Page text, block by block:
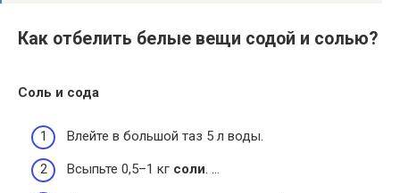
Как отбелить белые вещи содой и солью?
Соль и сода
Влейте в большой таз 5 л воды.
Всыпьте 0,5–1 кг соли. …